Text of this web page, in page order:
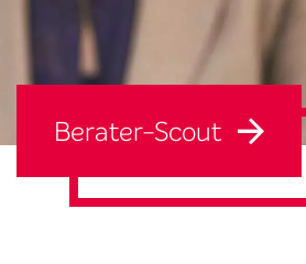
Berater-Scout